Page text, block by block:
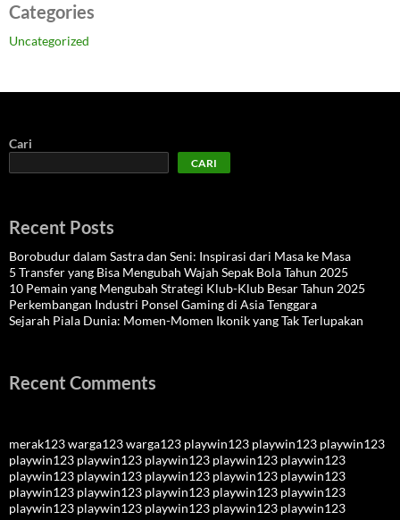
Categories
Uncategorized
Cari
CARI
Recent Posts
Borobudur dalam Sastra dan Seni: Inspirasi dari Masa ke Masa
5 Transfer yang Bisa Mengubah Wajah Sepak Bola Tahun 2025
10 Pemain yang Mengubah Strategi Klub-Klub Besar Tahun 2025
Perkembangan Industri Ponsel Gaming di Asia Tenggara
Sejarah Piala Dunia: Momen-Momen Ikonik yang Tak Terlupakan
Recent Comments
merak123warga123warga123 playwin123 playwin123 playwin123
playwin123 playwin123 playwin123 playwin123 playwin123
playwin123 playwin123 playwin123 playwin123 playwin123
playwin123 playwin123 playwin123 playwin123 playwin123
playwin123 playwin123 playwin123 playwin123 playwin123